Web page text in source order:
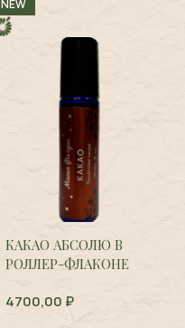
NEW
КАКАО АБСОЛЮ В
РОЛЛЕР-ФЛАКОНЕ
4700,00 ₽